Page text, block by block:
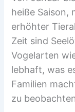
heiße Saison,
erhöhter
Zeit sind
Vogelarten
lebhaft, was
Familien
zu